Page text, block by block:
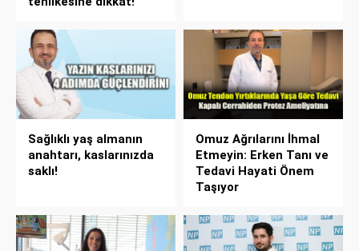
Sağlıklı yaş almanın
anahtarı, kaslarınızda
saklı!
Omuz Ağrılarını İhmal
Etmeyin: Erken Tanı ve
Tedavi Hayati Önem
Taşıyor